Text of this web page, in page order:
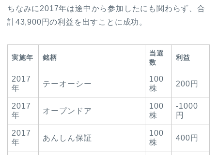
ちなみに2017年は途中から参加したにも関わらず、合
計43,900円の利益を出すことに成功。
実施年 銘柄
当選
数
利益
2017
年
テーオーシー
100
株
200円
2017
年
オープンドア
100
株
-1000
円
2017
年
あんしん保証
100
株
400円